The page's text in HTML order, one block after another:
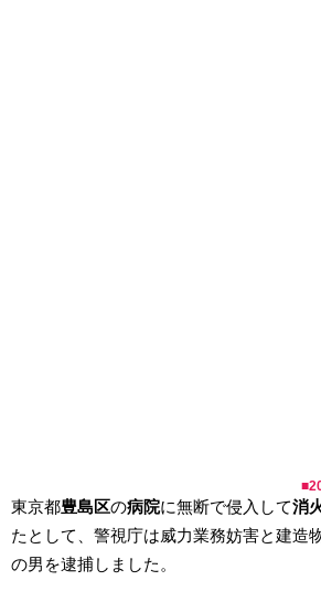
■
東京都豊島区の病院に無断で侵入して消
たとして、警視庁は威力業務妨害と建造
の男を逮捕しました。